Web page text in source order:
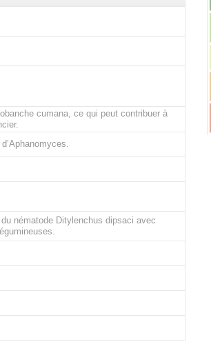
cumana, ce qui peut contribuer à
nématode Ditylenchus dipsaci avec